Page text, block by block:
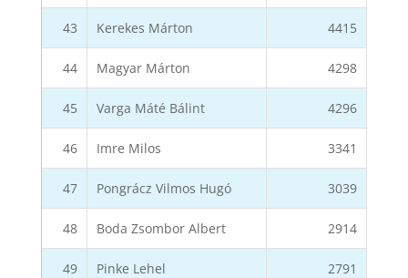
43 Kerekes Márton 4415
44 Magyar Márton 4298
45 Varga Máté Bálint 4296
46 Imre Milos 3341
47 Pongrácz Vilmos Hugó 3039
48 Boda Zsombor Albert 2914
49 Pinke Lehel 2791